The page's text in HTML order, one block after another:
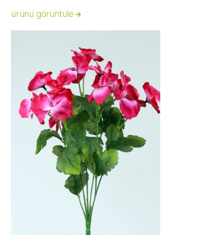
ürünü görüntüle